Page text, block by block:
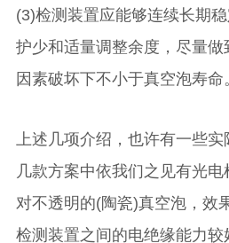
(3)检测装置应能够连续长期
护少和适量调整余度，尽量
因素破坏下不小于真空泡寿命
上述几项介绍，也许有一些
几款方案中依我们之见有光
对不透明的(陶瓷)真空泡，效
检测装置之间的电绝缘能力